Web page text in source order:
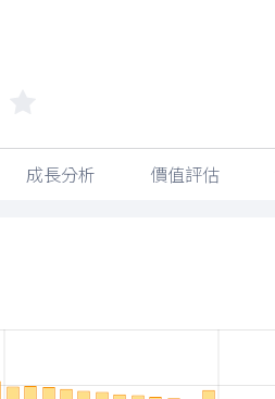
成長分析 價值評估